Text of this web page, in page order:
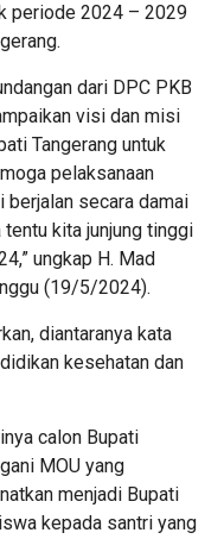
periode 2024 – 2029
dari DPC PKB
visi dan misi
Tangerang untuk
pelaksanaan
berjalan secara damai
tentu kita junjung tinggi
ungkap H. Mad
(19/5/2024).
diantaranya kata
kesehatan dan
calon Bupati
MOU yang
menjadi Bupati
kepada santri yang